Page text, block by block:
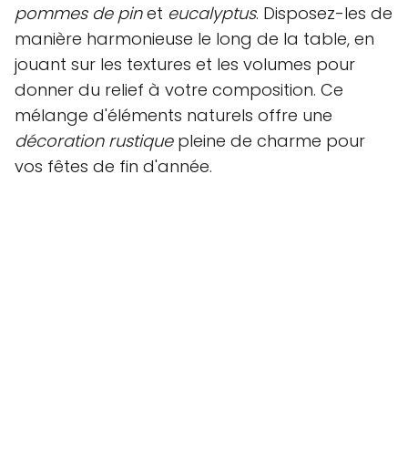
pommes de pinet eucalyptus. Disposez-les de
manière harmonieuse le long de la table, en
jouant sur les textures et les volumes pour
donner du relief à votre composition. Ce
mélange d'éléments naturels offre une
décoration rustiquepleine de charme pour
vos fêtes de fin d'année.